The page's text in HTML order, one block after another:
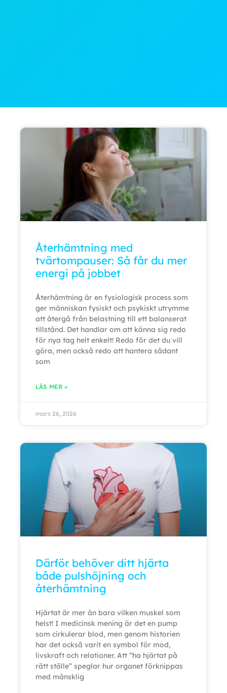
Återhämtning med
tvärtompauser: Så får du mer
energi på jobbet
Återhämtning är en fysiologisk process som
ger människan fysiskt och psykiskt utrymme
att återgå från belastning till ett balanserat
tillstånd. Det handlar om att känna sig redo
för nya tag helt enkelt! Redo för det du vill
göra, men också redo att hantera sådant
som
LÄS MER »
mars 26, 2026
Därför behöver ditt hjärta
både pulshöjning och
återhämtning
Hjärtat är mer än bara vilken muskel som
helst! I medicinsk mening är det en pump
som cirkulerar blod, men genom historien
har det också varit en symbol för mod,
livskraft och relationer. Att ”ha hjärtat på
rätt ställe” speglar hur organet förknippas
med mänsklig